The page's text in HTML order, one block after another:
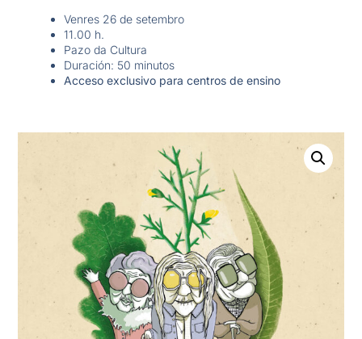
Venres 26 de setembro
11.00 h.
Pazo da Cultura
Duración: 50 minutos
Acceso exclusivo para centros de ensino